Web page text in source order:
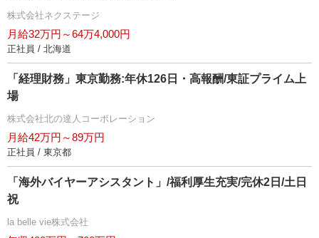
株式会社ネクステージ
月給32万円～64万4,000円
正社員 / 北海道
「経理財務」東京勤務:年休126日・高報酬/東証プライム上
場
株式会社北の達人コーポレーション
月給42万円～89万円
正社員 / 東京都
「海外バイヤーアシスタント」/福利厚生充実/完休2日/土日
祝
la belle vie株式会社